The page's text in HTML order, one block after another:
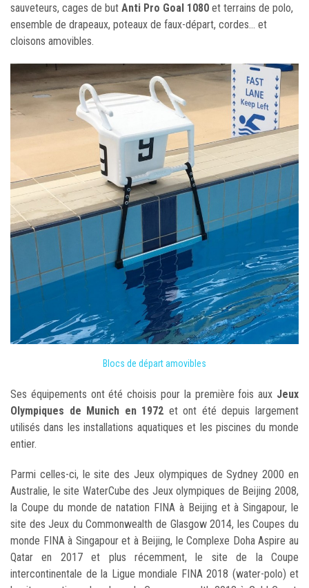
sauveteurs, cages de but Anti Pro Goal 1080 et terrains de polo,
ensemble de drapeaux, poteaux de faux-départ, cordes... et
cloisons amovibles.
Blocs de départ amovibles
Ses équipements ont été choisis pour la première fois aux Jeux
Olympiques de Munich en 1972 et ont été depuis largement
utilisés dans les installations aquatiques et les piscines du monde
entier.
Parmi celles-ci, le site des Jeux olympiques de Sydney 2000 en
Australie, le site WaterCube des Jeux olympiques de Beijing 2008,
la Coupe du monde de natation FINA à Beijing et à Singapour, le
site des Jeux du Commonwealth de Glasgow 2014, les Coupes du
monde FINA à Singapour et à Beijing, le Complexe Doha Aspire au
Qatar en 2017 et plus récemment, le site de la Coupe
intercontinentale de la Ligue mondiale FINA 2018 (water-polo) et